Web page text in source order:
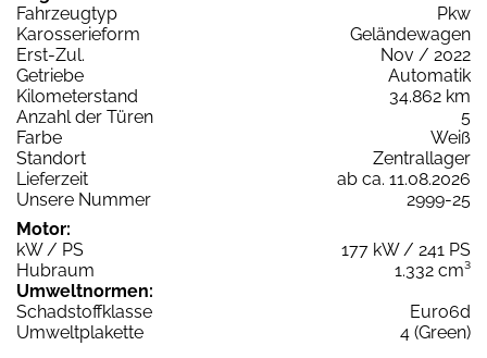
Fahrzeugtyp
Pkw
Karosserieform
Geländewagen
Erst-Zul.
Nov / 2022
Getriebe
Automatik
Kilometerstand
34.862 km
Anzahl der Türen
5
Farbe
Weiß
Standort
Zentrallager
Lieferzeit
ab ca. 11.08.2026
Unsere Nummer
2999-25
Motor:
kW / PS
177 kW / 241 PS
Hubraum
1.332 cm³
Umweltnormen:
Schadstoffklasse
Euro6d
Umweltplakette
4 (Green)